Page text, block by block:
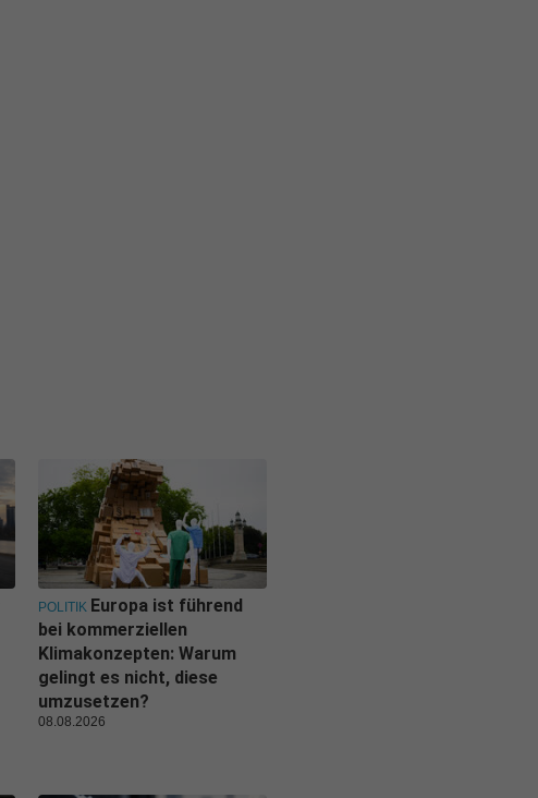
POLITIK Europa ist führend
bei kommerziellen
Klimakonzepten: Warum
gelingt es nicht, diese
umzusetzen?
08.08.2026